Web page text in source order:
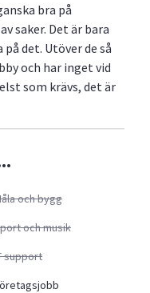
bra på
saker. Det är bara
det. Utöver de så
och har inget vid
som krävs, det är
och bygg
och musik
support